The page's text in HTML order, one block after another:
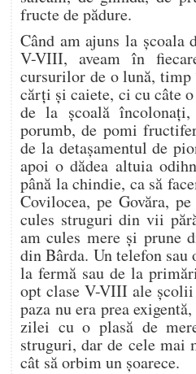
fructe de pădure.
Când am ajuns la școala
V-VIII, aveam în
cursurilor de o lună, timp
cărți și caiete, ci cu câte
de la școală
porumb, de pomi
de la detașamentul de
apoi o dădea altuia
până la chindie, ca să
Covilocea, pe Govăra,
cules struguri din vii
am cules mere și prune
din Bârda. Un telefon sau
la fermă sau de la
opt clase V-VIII ale școlii
paza nu era prea
zilei cu o plasă de
struguri, dar de cele mai
cât să orbim un șoarece.